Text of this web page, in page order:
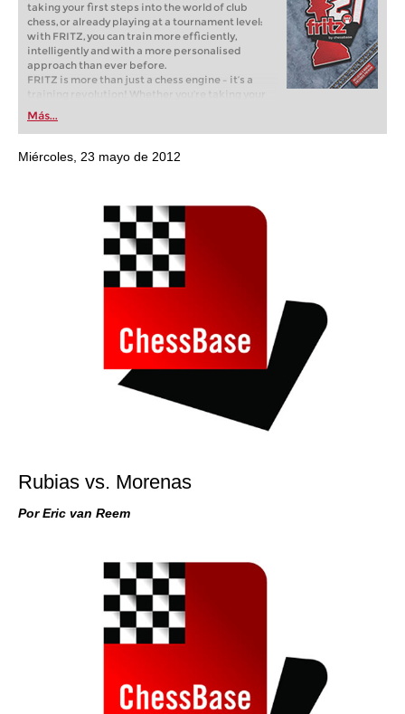
taking your first steps into the world of club
chess, or already playing at a tournament level:
with FRITZ, you can train more efficiently,
intelligently and with a more personalised
approach than ever before.
FRITZ is more than just a chess engine – it’s a
training revolution! Whether you’re taking your
first steps into the world of club chess, or already
playing at a tournament level: with FRITZ, you can
train more efficiently, intelligently and with a
more personalised approach than ever before.
Más...
Miércoles, 23 mayo de 2012
Rubias vs. Morenas
Por Eric van Reem